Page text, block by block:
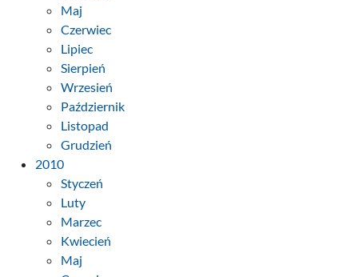
Maj
Czerwiec
Lipiec
Sierpień
Wrzesień
Październik
Listopad
Grudzień
2010
Styczeń
Luty
Marzec
Kwiecień
Maj